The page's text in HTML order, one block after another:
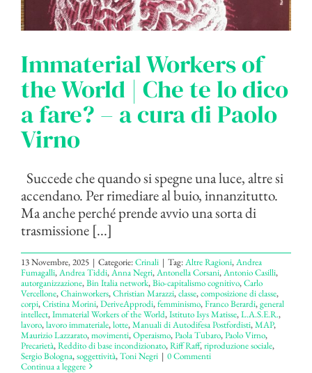
Immaterial Workers of
the World | Che te lo dico
a fare? – a cura di Paolo
Virno
Succede che quando si spegne una luce, altre si
accendano. Per rimediare al buio, innanzitutto.
Ma anche perché prende avvio una sorta di
trasmissione [...]
13 Novembre, 2025 | Categorie:Crinali | Tag:Altre Ragioni,Andrea
Fumagalli,Andrea Tiddi,Anna Negri,Antonella Corsani,Antonio Casilli,
autorganizzazione,Bin Italia network,Bio-capitalismo cognitivo,Carlo
Vercellone,Chainworkers,Christian Marazzi,classe,composizione di classe,
corpi,Cristina Morini,DeriveApprodi,femminismo,Franco Berardi,general
intellect,Immaterial Workers of the World,Istituto Isys Matisse,L.A.S.E.R.,
lavoro,lavoro immateriale,lotte,Manuali di Autodifesa Postfordisti,MAP,
Maurizio Lazzarato,movimenti,Operaismo,Paola Tubaro,Paolo Virno,
Precarietà,Reddito di base incondizionato,Riff Raff,riproduzione sociale,
Sergio Bologna,soggettività,Toni Negri | 0 Commenti
Continua a leggere